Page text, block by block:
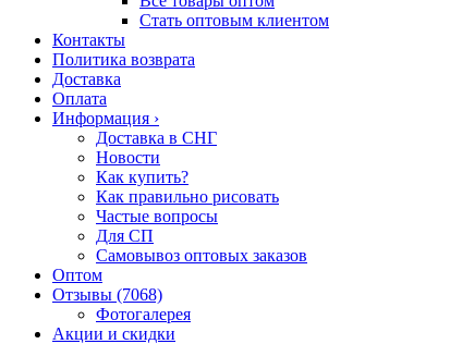
Стать оптовым клиентом
Контакты
Политика возврата
Доставка
Оплата
Информация ›
Доставка в СНГ
Новости
Как купить?
Как правильно рисовать
Частые вопросы
Для СП
Самовывоз оптовых заказов
Оптом
Отзывы (7068)
Фотогалерея
Акции и скидки